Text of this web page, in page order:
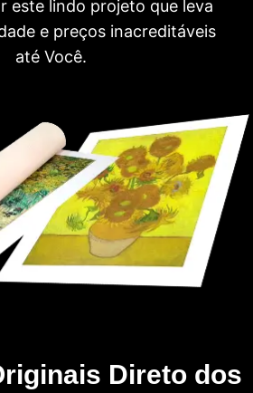
este lindo projeto que leva
e preços inacreditáveis
até Você.
Direto dos